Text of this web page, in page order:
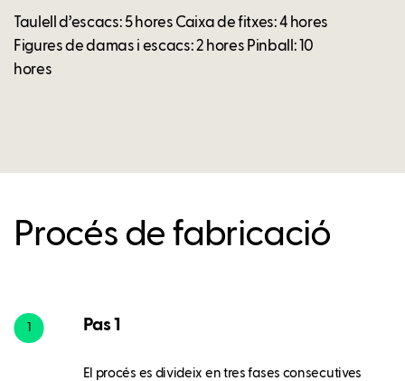
Taulell d’escacs: 5 hores Caixa de fitxes: 4 hores
Figures de damas i escacs: 2 hores Pinball: 10
hores
Procés de fabricació
1 Pas 1
El procés es divideix en tres fases consecutives